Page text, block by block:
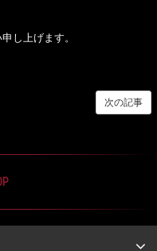
し上げます。
次の記事